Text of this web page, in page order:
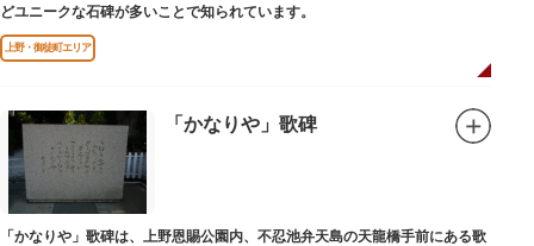
どユニークな石碑が多いことで知られています。
上野・御徒町エリア
「かなりや」歌碑
「かなりや」歌碑は、上野恩賜公園内、不忍池弁天島の天龍橋手前にある歌